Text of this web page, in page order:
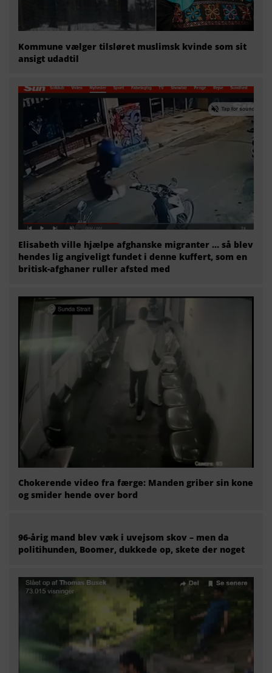
Kommune vælger tilsløret muslimsk kvinde som sit
ansigt udadtil
Elisabeth ville hjælpe afghanske migranter … så blev
hendes lig angiveligt fundet i denne kuffert, som en
britisk-afghaner ruller afsted med
Chokerende video fra færge: Manden griber sin kone
og smider hende over bord
96-årig mand blev væk i uvejsom skov – men da
politihunden, Boomer, dukkede op, skete der noget